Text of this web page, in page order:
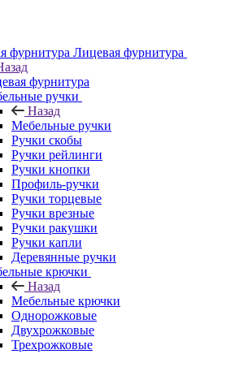
Лицевая фурнитура
фурнитура
ручки
Назад
Мебельные ручки
Ручки скобы
Ручки рейлинги
Ручки кнопки
Профиль-ручки
Ручки торцевые
Ручки врезные
Ручки ракушки
Ручки капли
Деревянные ручки
крючки
Назад
Мебельные крючки
Однорожковые
Двухрожковые
Трехрожковые